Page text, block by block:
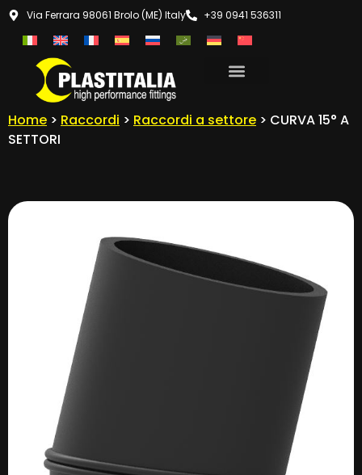
Via Ferrara 98061 Brolo (ME) Italy +39 0941 536311
Home > Raccordi > Raccordi a settore > CURVA 15° A
SETTORI